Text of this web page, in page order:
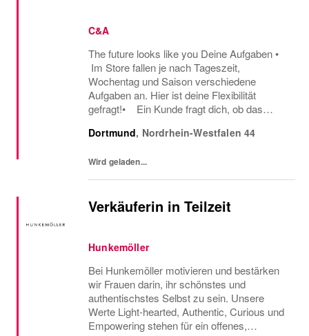
C&A
The future looks like you Deine Aufgaben •
Im Store fallen je nach Tageszeit,
Wochentag und Saison verschiedene
Aufgaben an. Hier ist deine Flexibilität
gefragt!• Ein Kunde fragt dich, ob das
Größe verfügbar ist oder welcher Gürtel gut
Dortmund, Nordrhein-Westfalen 44
Wird geladen...
Verkäuferin in Teilzeit
Hunkemöller
Bei Hunkemöller motivieren und bestärken
wir Frauen darin, ihr schönstes und
authentischstes Selbst zu sein. Unsere
Werte Light-hearted, Authentic, Curious und
Empowering stehen für ein offenes,